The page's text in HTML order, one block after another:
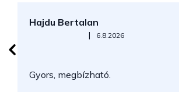
Hajdu Bertalan
Az áruház értékelése 5-ből 5 csillag.
| 6.8.2026
Gyors, megbízható.